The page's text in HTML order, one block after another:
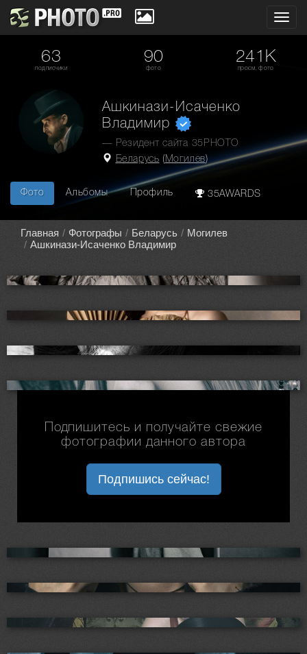
63
подписчики
90
фото
241K
просм. фото
Ашкинази-Исаченко
Владимир
— Резидент сайта 35PHOTO
Беларусь ( Могилев)
Фото Альбомы Профиль 35AWARDS
Главная Фотографы Беларусь
Могилев
Ашкинази-Исаченко Владимир
Подпишитесь и получайте свежие
фотографии данного автора
Подпишись сейчас!